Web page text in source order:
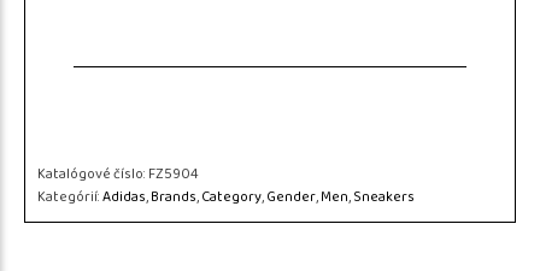
Katalógové číslo:FZ5904
Kategórií:Adidas,Brands,Category,Gender,Men,Sneakers